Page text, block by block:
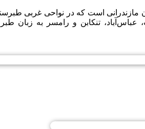
است که در نواحی غربی
تنکابن و رامسر به زبان